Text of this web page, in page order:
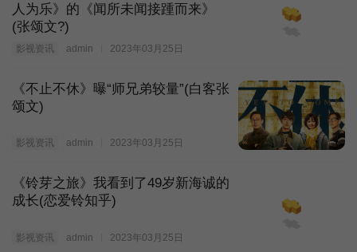
人为乐》的《闻所未闻接踵而来》
(张颂文?)
影视资讯 admin 2023年03月25日
《不止不休》曝“师兄弟较量”(白客张
颂文)
影视资讯 admin 2023年03月25日
《铃芽之旅》我看到了49岁新海诚的
成长(恋爱铃知乎)
影视资讯 admin 2023年03月25日